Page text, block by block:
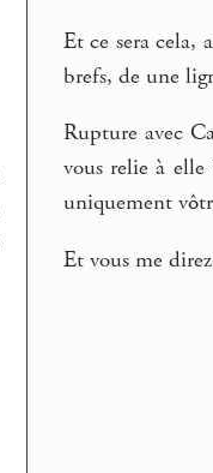
Et ce sera cela,
brefs, de une
Rupture avec
vous relie à
uniquement
Et vous me